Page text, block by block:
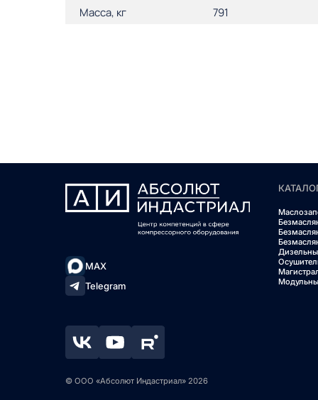
Масса, кг
791
MAX
Telegram
© ООО «Абсолют Индастриал» 2026